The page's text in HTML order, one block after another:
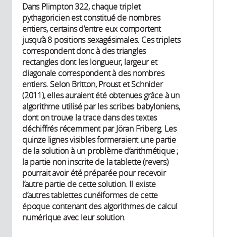
Dans Plimpton 322, chaque triplet
pythagoricien est constitué de nombres
entiers, certains d’entre eux comportent
jusqu’à 8 positions sexagésimales. Ces triplets
correspondent donc à des triangles
rectangles dont les longueur, largeur et
diagonale correspondent à des nombres
entiers. Selon Britton, Proust et Schnider
(2011), elles auraient été obtenues grâce à un
algorithme utilisé par les scribes babyloniens,
dont on trouve la trace dans des textes
déchiffrés récemment par Jöran Friberg. Les
quinze lignes visibles formeraient une partie
de la solution à un problème d’arithmétique ;
la partie non inscrite de la tablette (revers)
pourrait avoir été préparée pour recevoir
l’autre partie de cette solution. Il existe
d’autres tablettes cunéiformes de cette
époque contenant des algorithmes de calcul
numérique avec leur solution.